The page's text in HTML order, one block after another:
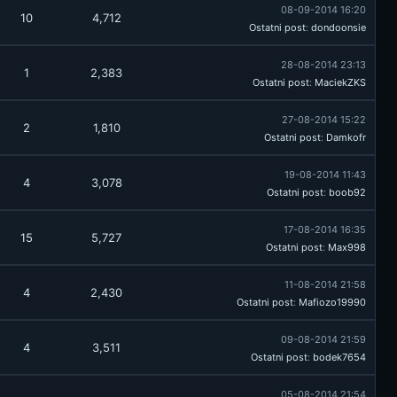
10 4,712
08-09-2014 16:20
Ostatni post: dondoonsie
1 2,383
28-08-2014 23:13
Ostatni post: MaciekZKS
2 1,810
27-08-2014 15:22
Ostatni post: Damkofr
4 3,078
19-08-2014 11:43
Ostatni post: boob92
15 5,727
17-08-2014 16:35
Ostatni post: Max998
4 2,430
11-08-2014 21:58
Ostatni post: Mafiozo19990
4 3,511
09-08-2014 21:59
Ostatni post: bodek7654
05-08-2014 21:54